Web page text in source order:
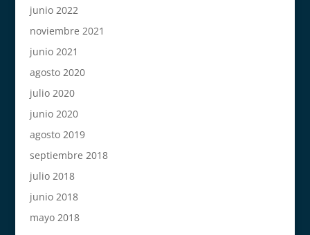
junio 2022
noviembre 2021
junio 2021
agosto 2020
julio 2020
junio 2020
agosto 2019
septiembre 2018
julio 2018
junio 2018
mayo 2018